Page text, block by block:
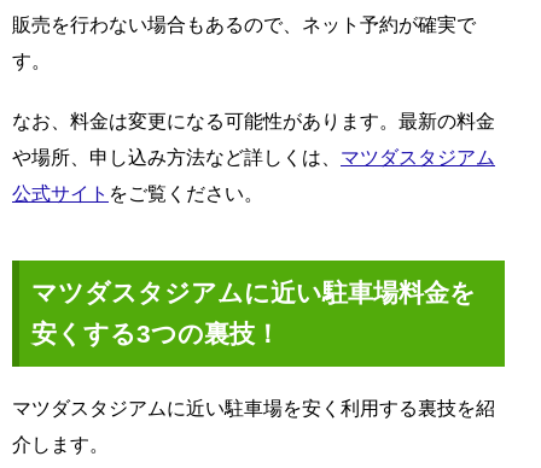
販売を行わない場合もあるので、ネット予約が確実で
す。
なお、料金は変更になる可能性があります。最新の料金
や場所、申し込み方法など詳しくは、 マツダスタジアム
公式サイト をご覧ください。
マツダスタジアムに近い駐車場料金を
安くする3つの裏技！
マツダスタジアムに近い駐車場を安く利用する裏技を紹
介します。